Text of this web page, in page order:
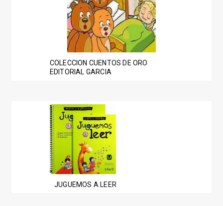
COLECCION CUENTOS DE ORO
EDITORIAL GARCIA
JUGUEMOS A LEER